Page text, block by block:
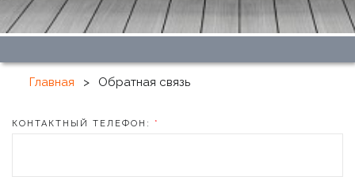
Главная > Обратная связь
КОНТАКТНЫЙ ТЕЛЕФОН: *